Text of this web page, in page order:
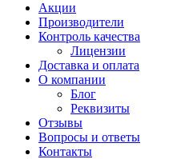
Акции
Производители
Контроль качества
Лицензии
Доставка и оплата
О компании
Блог
Реквизиты
Отзывы
Вопросы и ответы
Контакты